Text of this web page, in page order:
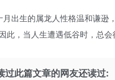
月出生的属龙人性格温和谦逊
此，当人生遭遇低谷时，总会
过此篇文章的网友还读过: